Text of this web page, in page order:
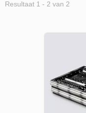
Resultaat 1 - 2 van 2